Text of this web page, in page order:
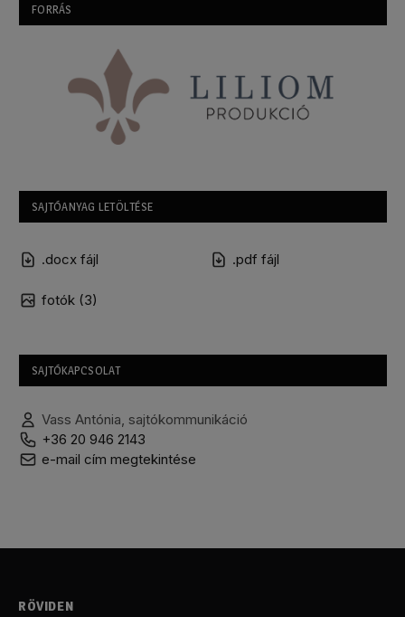
FORRÁS
SAJTÓANYAG LETÖLTÉSE
.docx fájl .pdf fájl
fotók (3)
SAJTÓKAPCSOLAT
Vass Antónia, sajtókommunikáció
+36 20 946 2143
e-mail cím megtekintése
RÖVIDEN